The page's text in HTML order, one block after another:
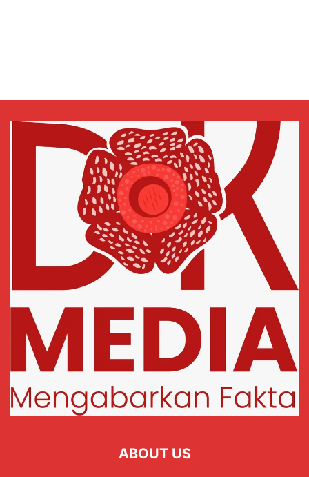
ABOUT US